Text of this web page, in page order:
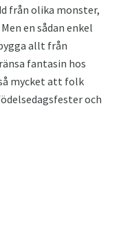
från olika monster,
en sådan enkel
allt från
fantasin hos
mycket att folk
och